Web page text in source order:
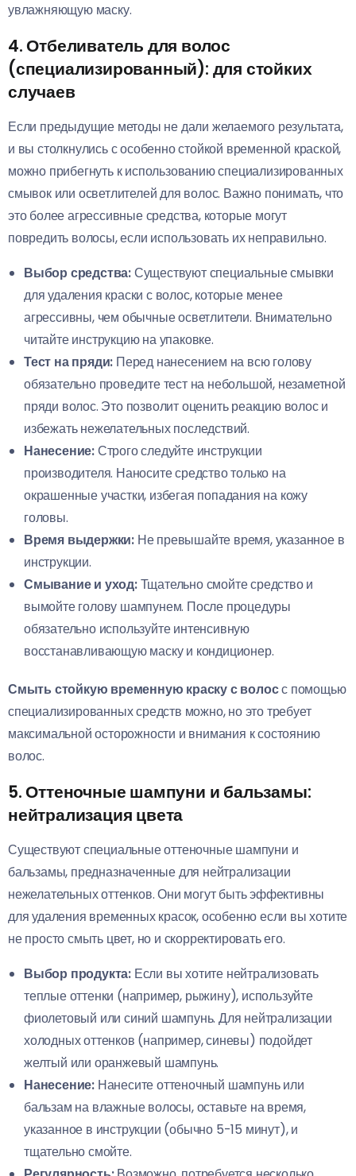
увлажняющую маску.
4. Отбеливатель для волос
(специализированный): для стойких
случаев
Если предыдущие методы не дали желаемого результата,
и вы столкнулись с особенно стойкой временной краской,
можно прибегнуть к использованию специализированных
смывок или осветлителей для волос. Важно понимать, что
это более агрессивные средства, которые могут
повредить волосы, если использовать их неправильно.
Выбор средства:Существуют специальные смывки
для удаления краски с волос, которые менее
агрессивны, чем обычные осветлители. Внимательно
читайте инструкцию на упаковке.
Тест на пряди: Перед нанесением на всю голову
обязательно проведите тест на небольшой, незаметной
пряди волос. Это позволит оценить реакцию волос и
избежать нежелательных последствий.
Нанесение:Строго следуйте инструкции
производителя. Наносите средство только на
окрашенные участки, избегая попадания на кожу
головы.
Время выдержки: Не превышайте время, указанное в
инструкции.
Смывание и уход:Тщательно смойте средство и
вымойте голову шампунем. После процедуры
обязательно используйте интенсивную
восстанавливающую маску и кондиционер.
Смыть стойкую временную краску с волосс помощью
специализированных средств можно, но это требует
максимальной осторожности и внимания к состоянию
волос.
5. Оттеночные шампуни и бальзамы:
нейтрализация цвета
Существуют специальные оттеночные шампуни и
бальзамы, предназначенные для нейтрализации
нежелательных оттенков. Они могут быть эффективны
для удаления временных красок, особенно если вы хотите
не просто смыть цвет, но и скорректировать его.
Выбор продукта: Если вы хотите нейтрализовать
теплые оттенки (например, рыжину), используйте
фиолетовый или синий шампунь. Для нейтрализации
холодных оттенков (например, синевы) подойдет
желтый или оранжевый шампунь.
Нанесение: Нанесите оттеночный шампунь или
бальзам на влажные волосы, оставьте на время,
указанное в инструкции (обычно 5-15 минут), и
тщательно смойте.